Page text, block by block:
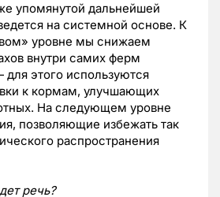
упомянутой дальнейшей
на системной основе. К
уровне мы снижаем
внутри самих ферм
этого используются
к кормам, улучшающих
На следующем уровне
позволяющие избежать так
распространения
речь?